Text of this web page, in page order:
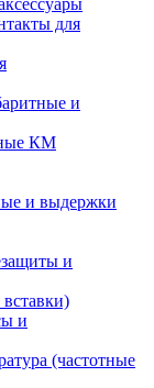
для
и
КМ
и выдержки
и
и
(частотные